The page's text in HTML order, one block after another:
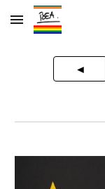
Skip to main content
◄